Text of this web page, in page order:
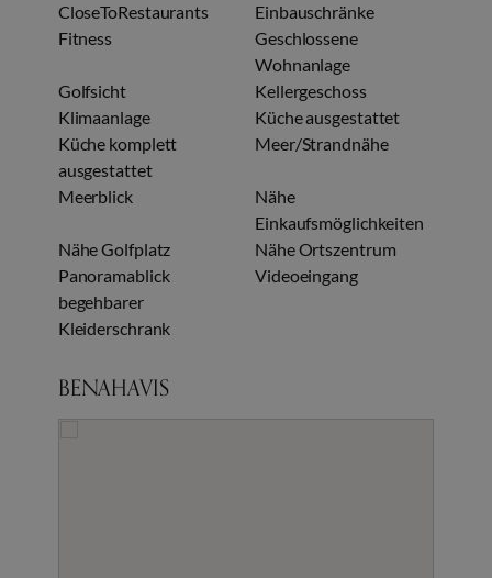
CloseToRestaurants
Einbauschränke
Fitness
Geschlossene
Wohnanlage
Golfsicht
Kellergeschoss
Klimaanlage
Küche ausgestattet
Küche komplett
ausgestattet
Meer/Strandnähe
Meerblick
Nähe
Einkaufsmöglichkeiten
Nähe Golfplatz
Nähe Ortszentrum
Panoramablick
Videoeingang
begehbarer
Kleiderschrank
BENAHAVIS